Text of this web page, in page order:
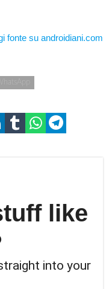
fonte su androidiani.com
like
into your